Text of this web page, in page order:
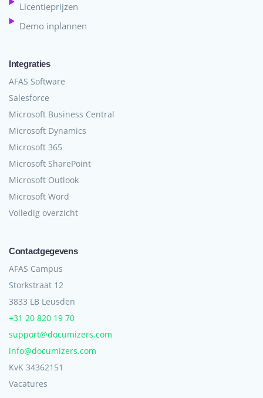
Licentieprijzen
Demo inplannen
Integraties
AFAS Software
Salesforce
Microsoft Business Central
Microsoft Dynamics
Microsoft 365
Microsoft SharePoint
Microsoft Outlook
Microsoft Word
Volledig overzicht
Contactgegevens
AFAS Campus
Storkstraat 12
3833 LB Leusden
+31 20 820 19 70
support@documizers.com
info@documizers.com
KvK 34362151
Vacatures